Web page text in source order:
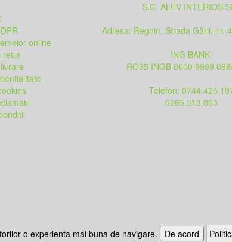
online
retur
S.C. ALEV INTERIOS
Adresa: Reghin, Strada Gării, nr.
ING BANK:
RO35 INGB 0000 9999
Telefon:
0265.513.803
© Copyright 2026
o experienta mai buna de navigare. De acord